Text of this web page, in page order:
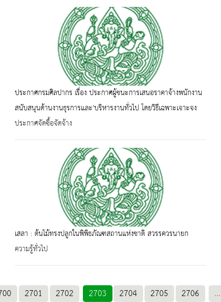
ประกาศกรมศิลปากร เรื่อง ประกาศผู้ชนะการเสนอราคาจ้างพนักงาน
สนับสนุนด้านงานธุรการและ'บริหารงานทั่วไป โดยวิธีเฉพาะเจาะจง
ประกาศจัดซื้อจัดจ้าง
เสลา : ต้นไม้ทรงปลูกในพิพิธภัณฑสถานแห่งชาติ สวรรควรนายก
ความรู้ทั่วไป
2701 2702 2703 2704 2705 2706 ...